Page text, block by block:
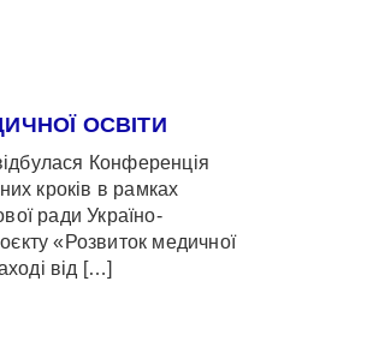
ОСВІТИ
Конференція
кроків в рамках
ради Україно-
«Розвиток медичної
від […]